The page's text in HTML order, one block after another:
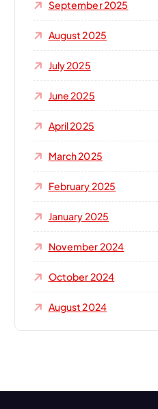
September 2025
August 2025
July 2025
June 2025
April 2025
March 2025
February 2025
January 2025
November 2024
October 2024
August 2024